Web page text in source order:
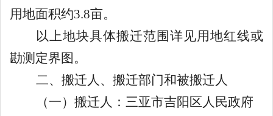
用地面积约3.8亩。
以上地块具体搬迁范围详见用地红线或
勘测定界图。
二、搬迁人、搬迁部门和被搬迁人
（一）搬迁人： 三亚市吉阳区人民政府